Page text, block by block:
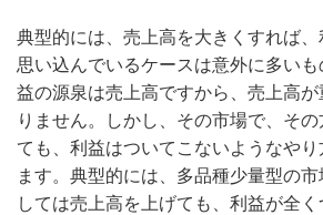
典型的には、売上高を大きくすれば
思い込んでいるケースは意外に多いも
益の源泉は売上高ですから、売上高
りません。しかし、その市場で、そ
ても、利益はついてこないようなや
ます。典型的には、多品種少量型の
しては売上高を上げても、利益が全